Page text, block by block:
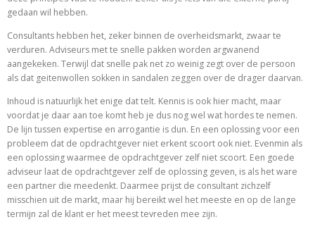
gedaan wil hebben.
Consultants hebben het, zeker binnen de overheidsmarkt, zwaar te
verduren. Adviseurs met te snelle pakken worden argwanend
aangekeken. Terwijl dat snelle pak net zo weinig zegt over de persoon
als dat geitenwollen sokken in sandalen zeggen over de drager daarvan.
Inhoud is natuurlijk het enige dat telt. Kennis is ook hier macht, maar
voordat je daar aan toe komt heb je dus nog wel wat hordes te nemen.
De lijn tussen expertise en arrogantie is dun. En een oplossing voor een
probleem dat de opdrachtgever niet erkent scoort ook niet. Evenmin als
een oplossing waarmee de opdrachtgever zelf niet scoort. Een goede
adviseur laat de opdrachtgever zelf de oplossing geven, is als het ware
een partner die meedenkt. Daarmee prijst de consultant zichzelf
misschien uit de markt, maar hij bereikt wel het meeste en op de lange
termijn zal de klant er het meest tevreden mee zijn.